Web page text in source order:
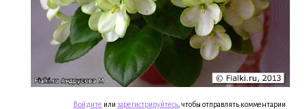
Войдите или зарегистрируйтесь , чтобы отправлять комментарии